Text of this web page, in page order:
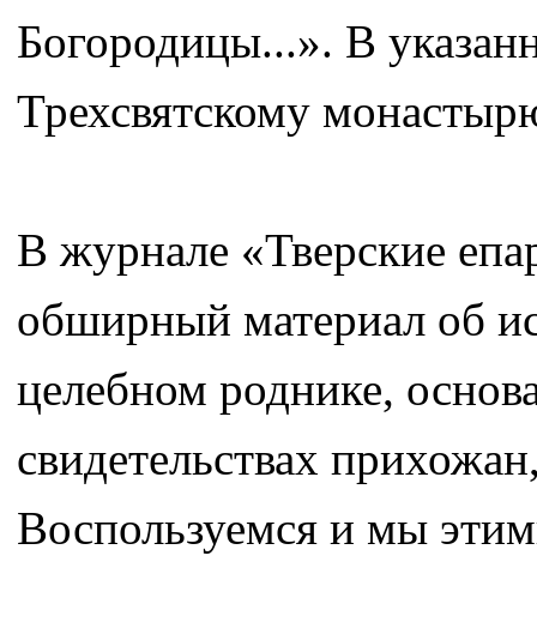
Богородицы...». В
Трехсвятскому
В журнале «Тверские
обширный материал об
целебном роднике,
свидетельствах
Воспользуемся и мы